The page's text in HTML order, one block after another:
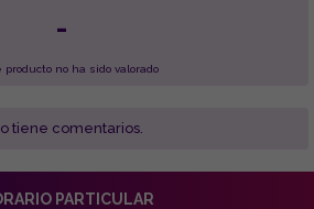
-
producto no ha sido valorado
tiene comentarios.
PARTICULAR